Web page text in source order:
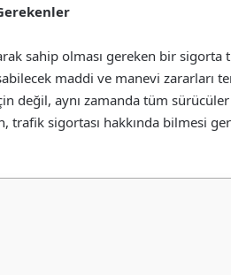
sahip olması gereken bir
maddi ve manevi zararları
değil, aynı zamanda tüm
trafik sigortası hakkında bilmesi